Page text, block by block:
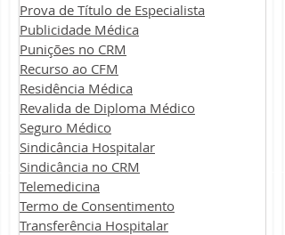
Prova de Título de Especialista
Publicidade Médica
Punições no CRM
Recurso ao CFM
Residência Médica
Revalida de Diploma Médico
Seguro Médico
Sindicância Hospitalar
Sindicância no CRM
Telemedicina
Termo de Consentimento
Transferência Hospitalar